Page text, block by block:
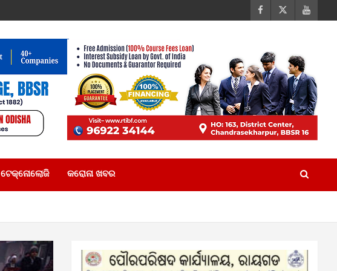
ଟେକ୍ନୋଲୋଜି କରୋନା ଖବର